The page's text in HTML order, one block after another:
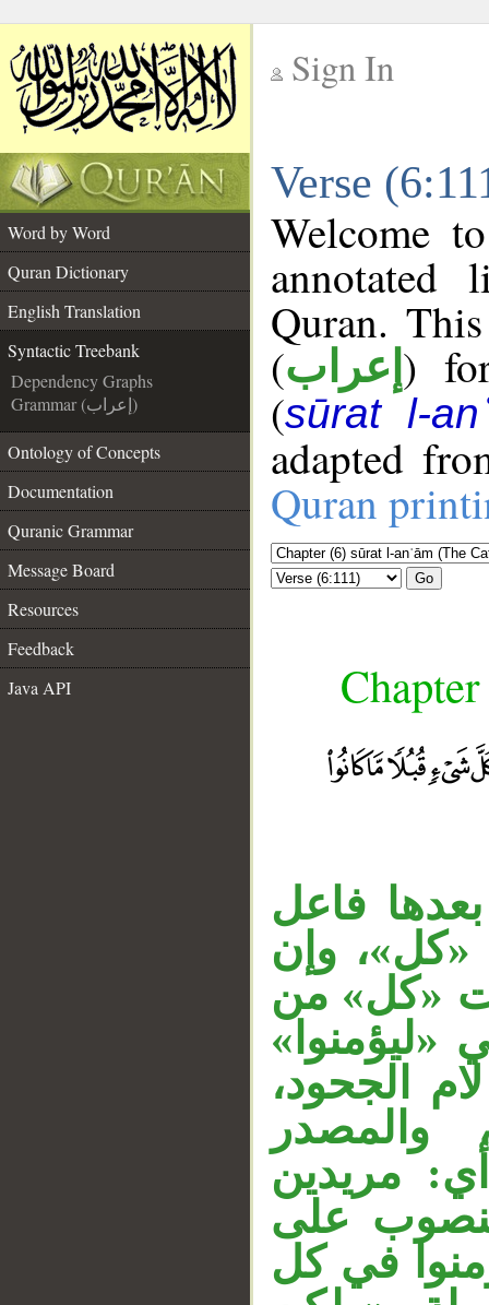
Sign In
Verse
Word by Word
Quran Dictionary
English Translation
Syntactic Treebank
Dependency Graphs
Grammar (إعراب)
Ontology of Concepts
Documentation
Quranic Grammar
Message Board
Resources
Feedback
Java API
Welcome
annotated
Quran.
(إعراب )
(sūrat l-
adapted
Quran
Go
فاعل
«كل»، وإن
«كل» من
«ليؤمنوا»
الجحود،
والمصدر
مريدين
على
في كل